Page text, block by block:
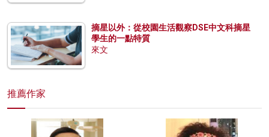
摘星以外：從校園生活觀察DSE中文科摘星
學生的一點特質
來文
推薦作家